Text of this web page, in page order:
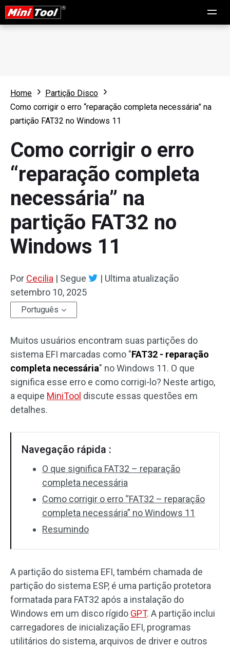
Home
Partição Disco
Como corrigir o erro “reparação completa necessária” na
partição FAT32 no Windows 11
Como corrigir o erro
“reparação completa
necessária” na
partição FAT32 no
Windows 11
Por Cecilia | Segue | Ultima atualização
setembro 10, 2025
Português
Muitos usuários encontram suas partições do
sistema EFI marcadas como "FAT32 - reparação
completa necessária" no Windows 11. O que
significa esse erro e como corrigi-lo? Neste artigo,
a equipe MiniTool discute essas questões em
detalhes.
Navegação rápida :
O que significa FAT32 – reparação
completa necessária
Como corrigir o erro “FAT32 – reparação
completa necessária” no Windows 11
Resumindo
A partição do sistema EFI, também chamada de
partição do sistema ESP, é uma partição protetora
formatada para FAT32 após a instalação do
Windows em um disco rígido GPT. A partição inclui
carregadores de inicialização EFI, programas
utilitários do sistema, arquivos de driver e outros